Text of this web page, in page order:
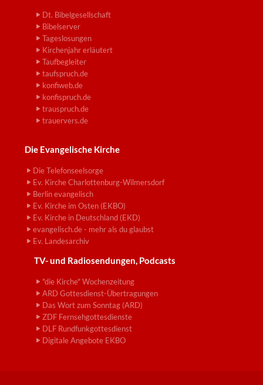
Dt. Bibelgesellschaft
Bibelserver
Tageslosungen
Kirchenjahr erläutert
Taufbegleiter
taufspruch.de
konfiweb.de
konfispruch.de
trauspruch.de
trauervers.de
Die Evangelische Kirche
Die Telefonseelsorge
Ev. Kirche Charlottenburg-Wilmersdorf
Berlin evangelisch
Ev. Kirche im Osten (EKBO)
Ev. Kirche in Deutschland (EKD)
evangelisch.de - mehr als du glaubst
Ev. Landesarchiv
TV- und Radiosendungen, Podcasts
"die Kirche" Wochenzeitung
ARD Gottesdienst-Übertragungen
Das Wort zum Sonntag (ARD)
ZDF Fernsehgottesdienste
DLF Rundfunkgottesdienst
Digitale Angebote EKBO